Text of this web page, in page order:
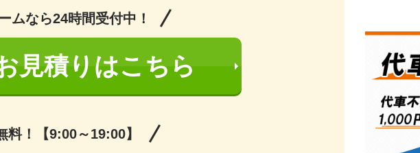
ムなら24時間受付中！
見積りはこちら
料！【9:00～19:00】